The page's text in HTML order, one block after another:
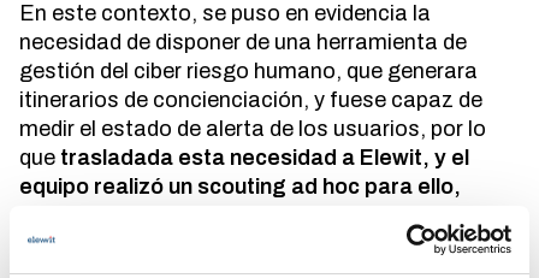
En este contexto, se puso en evidencia la
necesidad de disponer de una herramienta de
gestión del ciber riesgo humano, que generara
itinerarios de concienciación, y fuese capaz de
medir el estado de alerta de los usuarios, por lo
que trasladada esta necesidad a Elewit, y el
equipo realizó un scouting ad hoc para ello,
ideal para realizar esta tarea